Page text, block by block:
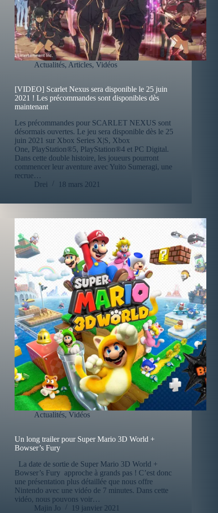
Actualités, Articles, Vidéos
[VIDEO] Scarlet Nexus sera disponible le 25 juin
2021 ! Les précommandes sont disponibles dès
maintenant
Les précommandes pour SCARLET NEXUS sont
désormais ouvertes. Le jeu sera disponible dès le 25
juin 2021 sur Xbox Series X|S, Xbox
One, PlayStation®5, PlayStation®4 et PC Digital.
Dans cette double histoire, les joueurs pourront
commencer leur aventure avec Yuito Sumeragi, une
recrue…
Drei
18 mars 2021
Actualités, Vidéos
Un long trailer pour Super Mario 3D World +
Bowser’s Fury
La date de sortie de Super Mario 3D World +
Bowser’s Fury approche à grands pas ! C’est donc
une présentation plus détaillée que nous offre
Nintendo avec une vidéo de 7 minutes. Dans cette
vidéo, nous pouvons voir…
Majin Jo
19 janvier 2021